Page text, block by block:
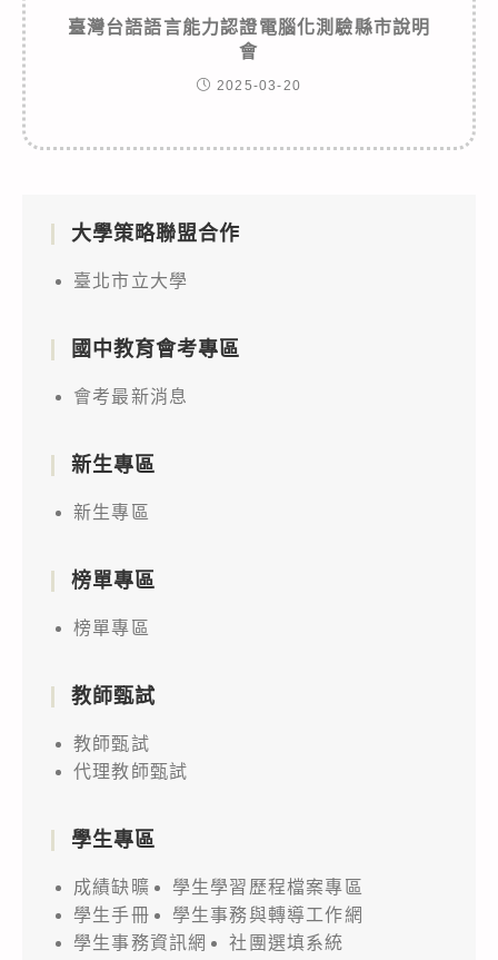
臺灣台語語言能力認證電腦化測驗縣市說明
會
2025-03-20
大學策略聯盟合作
臺北市立大學
國中教育會考專區
會考最新消息
新生專區
新生專區
榜單專區
榜單專區
教師甄試
教師甄試
代理教師甄試
學生專區
成績缺曠
學生學習歷程檔案專區
學生手冊
學生事務與轉導工作網
學生事務資訊網
社團選填系統